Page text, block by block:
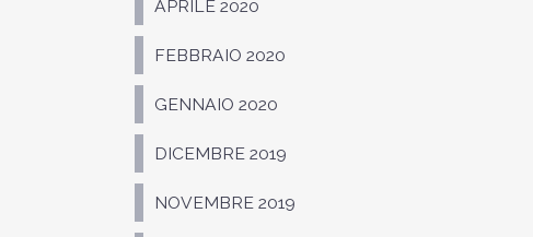
APRILE 2020
FEBBRAIO 2020
GENNAIO 2020
DICEMBRE 2019
NOVEMBRE 2019